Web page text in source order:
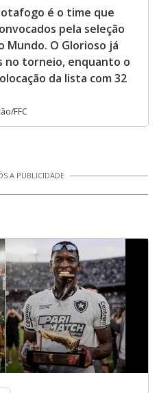
é o time que
pela seleção
Mundo. O Glorioso já
torneio, enquanto o
da lista com 32
FFC
A PUBLICIDADE